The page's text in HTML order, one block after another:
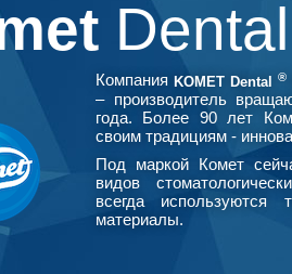
Компания KOMET Dental ®
– производитель
года. Более 90 лет
своим традициям -
Под маркой Комет
видов
всегда используются
материалы.